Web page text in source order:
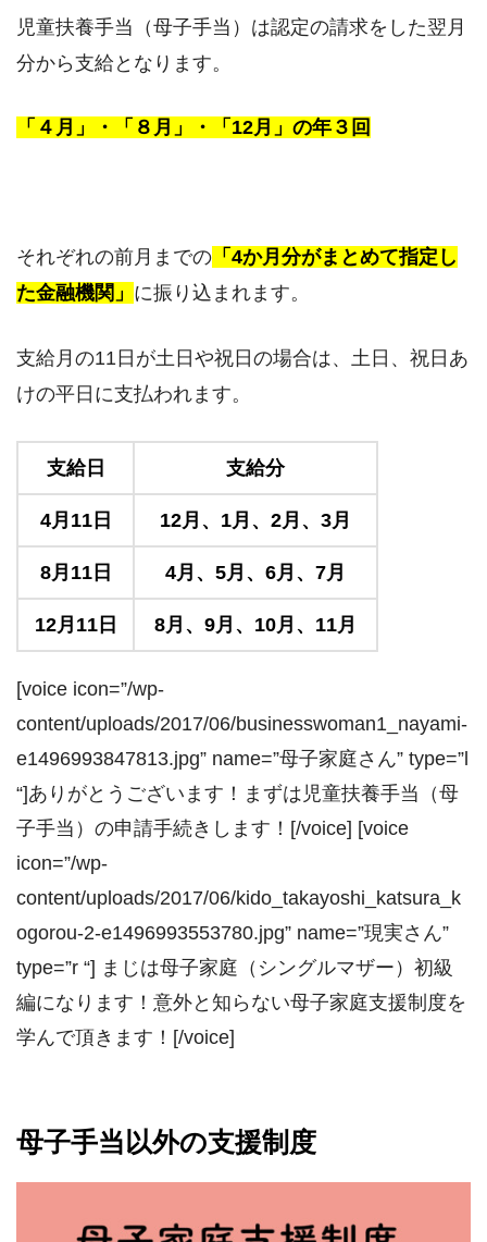
児童扶養手当（母子手当）は認定の請求をした翌月
分から支給となります。
「４月」・「８月」・「12月」の年３回
それぞれの前月までの 「4か月分がまとめて指定し
た金融機関」 に振り込まれます。
支給月の11日が土日や祝日の場合は、土日、祝日あ
けの平日に支払われます。
支給日 支給分
4月11日 12月、1月、2月、3月
8月11日 4月、5月、6月、7月
12月11日 8月、9月、10月、11月
[voice icon=”/wp-
content/uploads/2017/06/businesswoman1_nayami-
e1496993847813.jpg” name=”母子家庭さん” type=”l
“]ありがとうございます！まずは児童扶養手当（母
子手当）の申請手続きします！[/voice] [voice
icon=”/wp-
content/uploads/2017/06/kido_takayoshi_katsura_k
ogorou-2-e1496993553780.jpg” name=”現実さん”
type=”r “] まじは母子家庭（シングルマザー）初級
編になります！意外と知らない母子家庭支援制度を
学んで頂きます！[/voice]
母子手当以外の支援制度